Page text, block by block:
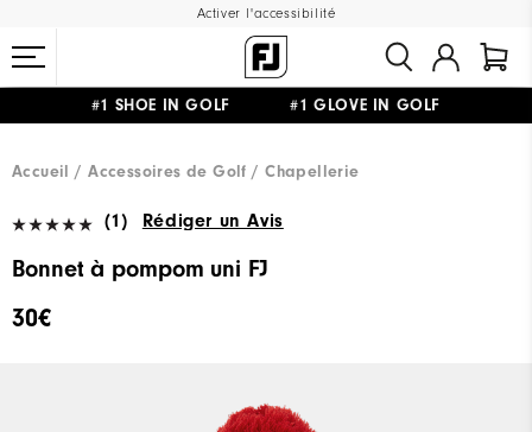
Activer l'accessibilité
#1 SHOE IN GOLF #1 GLOVE IN GOLF
Accueil
Accessoires de Golf Chapellerie
(1) Rédiger un Avis
Bonnet à pompom uni FJ
30€